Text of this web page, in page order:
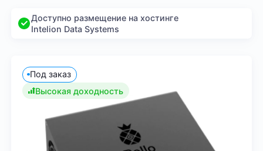
Доступно размещение на хостинге
Intelion Data Systems
Под заказ
Высокая доходность